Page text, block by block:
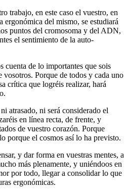
trabajo, en este caso el vuestro, en
ergonómica del mismo, se estudiará
puntos del cromosoma y del ADN,
el sentimiento de la auto-
cuenta de lo importantes que sois
vosotros. Porque de todos y cada uno
crítica que logréis realizar, hará
atrasado, ni será considerado el
en línea recta, de frente, y
de vuestro corazón. Porque
porque el cosmos así lo ha previsto.
y dar forma en vuestras mentes, a
más plenamente, y uniéndoos en
por todo, llegar a consolidar lo que
ergonómicas.